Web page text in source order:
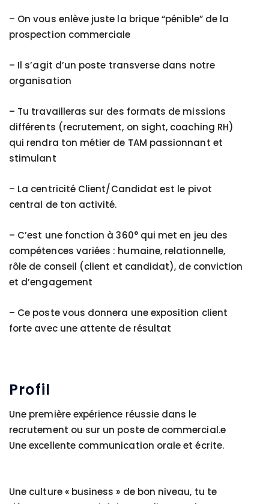
– On vous enlève juste la brique “pénible” de la
prospection commerciale
– Il s’agit d’un poste transverse dans notre
organisation
– Tu travailleras sur des formats de missions
différents (recrutement, on sight, coaching RH)
qui rendra ton métier de TAM passionnant et
stimulant
– La centricité Client/Candidat est le pivot
central de ton activité.
– C’est une fonction à 360° qui met en jeu des
compétences variées : humaine, relationnelle,
rôle de conseil (client et candidat), de conviction
et d’engagement
– Ce poste vous donnera une exposition client
forte avec une attente de résultat
Profil
Une première expérience réussie dans le
recrutement ou sur un poste de commercial.e
Une excellente communication orale et écrite.
Une culture « business » de bon niveau, tu te